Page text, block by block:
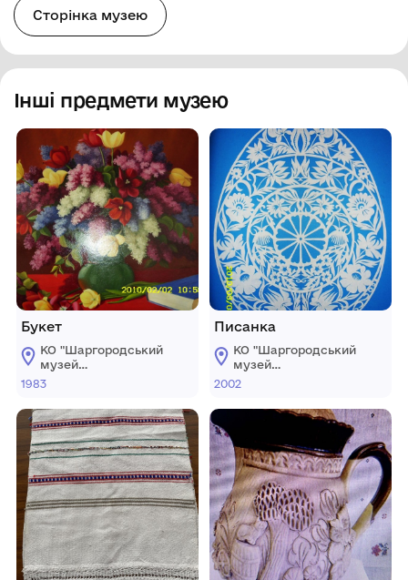
Сторінка музею
Інші предмети музею
Букет
КО "Шаргородський
музей
образотворчого
Шаргородської
міської ради
1983
Писанка
КО "Шаргородський
музей
образотворчого
Шаргородської
міської ради
2002